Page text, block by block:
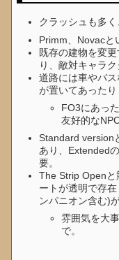
クラッシュも多
Primm、Novacと
既存の建物を変
り、敵対キャラ
道路には車やバ
が置いてあったり
FO3にあっ
友好的な
Standard version
あり、Extended
要。
The Strip Openと
ートが透明で存
ンパニオン含む)
雰囲気を大
で。